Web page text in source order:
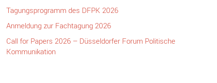
Tagungsprogramm des DFPK 2026
Anmeldung zur Fachtagung 2026
Call for Papers 2026 – Düsseldorfer Forum Politische
Kommunikation